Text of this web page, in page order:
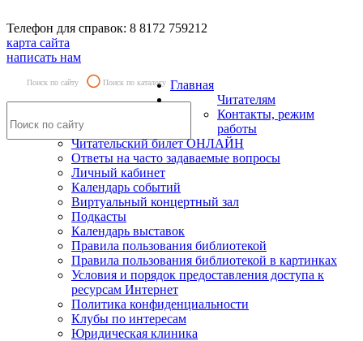
Телефон для справок: 8 8172 759212
карта сайта
написать нам
Поиск по сайту Поиск по каталогу Главная
Читателям
Контакты, режим
работы
Читательский билет ОНЛАЙН
Ответы на часто задаваемые вопросы
Личный кабинет
Календарь событий
Виртуальный концертный зал
Подкасты
Календарь выставок
Правила пользования библиотекой
Правила пользования библиотекой в картинках
Условия и порядок предоставления доступа к
ресурсам Интернет
Политика конфиденциальности
Клубы по интересам
Юридическая клиника